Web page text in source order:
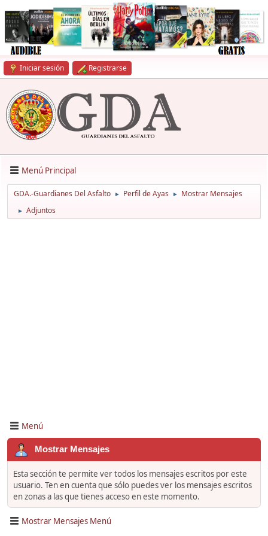
Iniciar sesión Registrarse
Menú Principal
GDA.-Guardianes Del Asfalto ► Perfil de Ayas ► Mostrar Mensajes
► Adjuntos
Menú
Mostrar Mensajes
Esta sección te permite ver todos los mensajes escritos por este
usuario. Ten en cuenta que sólo puedes ver los mensajes escritos
en zonas a las que tienes acceso en este momento.
Mostrar Mensajes Menú